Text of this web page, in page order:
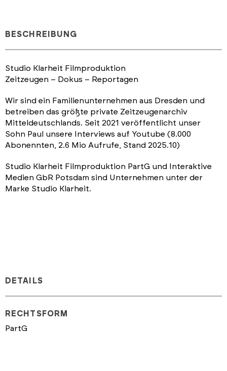
BESCHREIBUNG
Studio Klarheit Filmproduktion
Zeitzeugen – Dokus – Reportagen
Wir sind ein Familienunternehmen aus Dresden und
betreiben das größte private Zeitzeugenarchiv
Mitteldeutschlands. Seit 2021 veröffentlicht unser
Sohn Paul unsere Interviews auf Youtube (8.000
Abonennten, 2.6 Mio Aufrufe, Stand 2025.10)
Studio Klarheit Filmproduktion PartG und Interaktive
Medien GbR Potsdam sind Unternehmen unter der
Marke Studio Klarheit.
DETAILS
RECHTSFORM
PartG